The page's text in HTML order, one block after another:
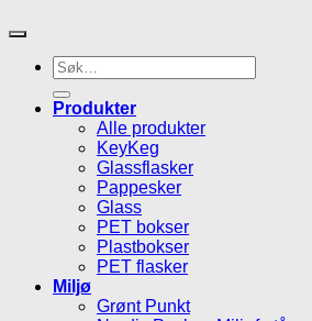
Søk
etter:
Produkter
Alle produkter
KeyKeg
Glassflasker
Pappesker
Glass
PET bokser
Plastbokser
PET flasker
Miljø
Grønt Punkt